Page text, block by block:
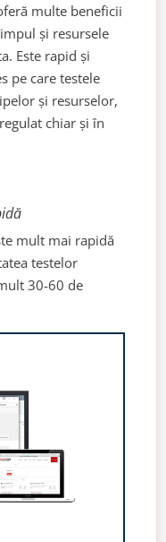
multe beneficii
și resursele
Este rapid și
pe care testele
și resurselor,
chiar și în
mult mai rapidă
testelor
30-60 de